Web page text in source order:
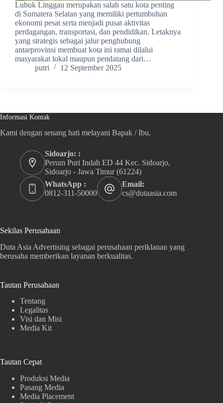
Lubuk Linggau merupakan salah satu kota penting
di Sumatera Selatan yang memiliki pertumbuhan
ekonomi pesat serta menjadi pusat aktivitas
perdagangan, transportasi, dan pendidikan. Letaknya
yang strategis sebagai jalur penghubung
antarprovinsi membuat kota ini ramai dilalui
masyarakat lokal maupun pendatang dari…
putri
12 September 2025
Informasi Kontak
Kami dengan senang hati melayani Bapak / Ibu.
Sidoarjo: :
Perum Puri Indah ED 44 Kec. Sidoarjo,
Sidoarjo - Jawa Timur (61224)
WhatsApp :
0812-311-50000
Email:
cs@dutaasia.com
Sekilas Perusahaan
Duta Asia Advertising sebagai perusahaan periklanan yang
berusaha memberikan layanan berkualitas.
Tautan Perusahaan
Tentang
Legalitas
Visi dan Misi
Media Kit
Tautan Cepat
Produksi Media
Pasang Media
Media Placement